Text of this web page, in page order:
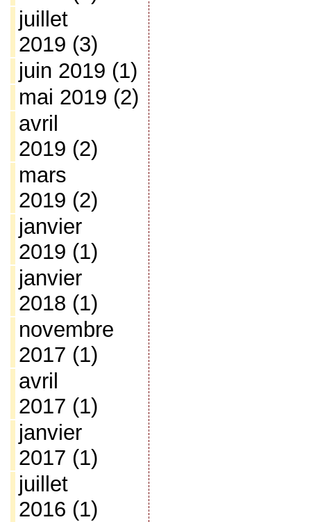
juillet
2019 (3)
juin 2019 (1)
mai 2019 (2)
avril
2019 (2)
mars
2019 (2)
janvier
2019 (1)
janvier
2018 (1)
novembre
2017 (1)
avril
2017 (1)
janvier
2017 (1)
juillet
2016 (1)